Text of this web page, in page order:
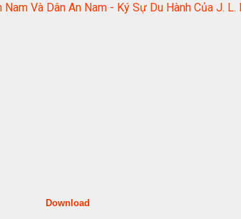
Nam Và Dân An Nam - Ký Sự Du Hành Của J.
Download